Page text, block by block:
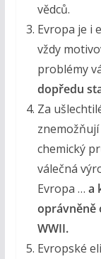
vědců.
Evropa je i
vždy
problémy
dopředu
Za
chemický
válečná
Evropa … a
oprávněně
WWII.
Evropské